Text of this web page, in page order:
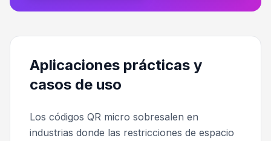
Aplicaciones prácticas y
casos de uso
Los códigos QR micro sobresalen en
industrias donde las restricciones de espacio